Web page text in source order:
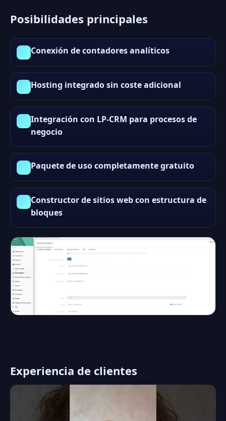
Posibilidades principales
Conexión de contadores analíticos
Hosting integrado sin coste adicional
Integración con LP-CRM para procesos de
negocio
Paquete de uso completamente gratuito
Constructor de sitios web con estructura de
bloques
Experiencia de clientes